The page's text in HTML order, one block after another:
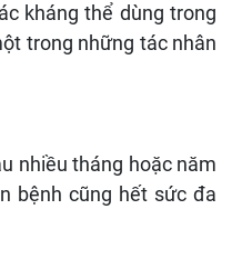
kháng thể dùng trong
trong những tác nhân
nhiều tháng hoặc năm
bệnh cũng hết sức đa